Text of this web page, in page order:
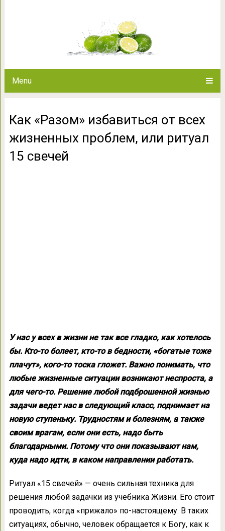
Menu
Как «Разом» избавиться от всех
жизненных проблем, или ритуал
15 свечей
У нас у всех в жизни не так все гладко, как хотелось
бы. Кто-то болеет, кто-то в бедности, «богатые тоже
плачут», кого-то тоска гложет. Важно понимать, что
любые жизненные ситуации возникают неспроста, а
для чего-то. Решение любой подброшенной жизнью
задачи ведет нас в следующий класс, поднимает на
новую ступеньку. Трудностям и болезням, а также
своим врагам, если они есть, надо быть
благодарными. Потому что они показывают нам,
куда надо идти, в каком направлении работать.
Ритуал «15 свечей» — очень сильная техника для
решения любой задачки из учебника Жизни. Его стоит
проводить, когда «прижало» по-настоящему. В таких
ситуациях, обычно, человек обращается к Богу, как к